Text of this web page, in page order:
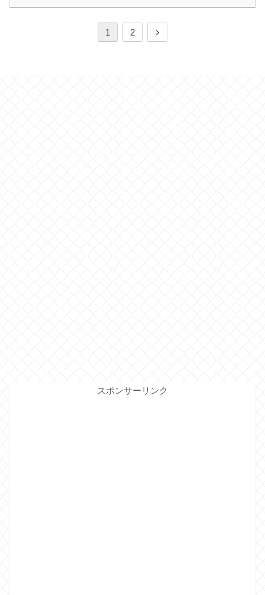
1 2
次
スポンサーリンク